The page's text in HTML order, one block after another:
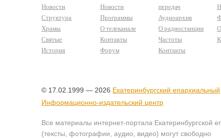
Новости
Структура
Храмы
Святые
История
Новости
Программы
О телеканале
Контакты
Форум
передач
Аудиоархив
О радиостанции
Частоты
Контакты
© 17.02.1999 — 2026 Екатеринбургский епархиальный
Информационно-издательский центр
Все материалы интернет-портала Екатеринбургской
(тексты, фотографии, аудио, видео) могут свободно